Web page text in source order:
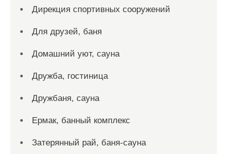
Дирекция спортивных сооружений
Для друзей, баня
Домашний уют, сауна
Дружба, гостиница
Дружбаня, сауна
Ермак, банный комплекс
Затерянный рай, баня-сауна